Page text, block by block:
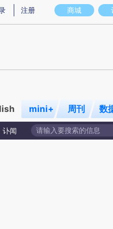
实意图存在偏差。不代表财新观点和
商城
注册
mini+ 周刊 数
讣闻